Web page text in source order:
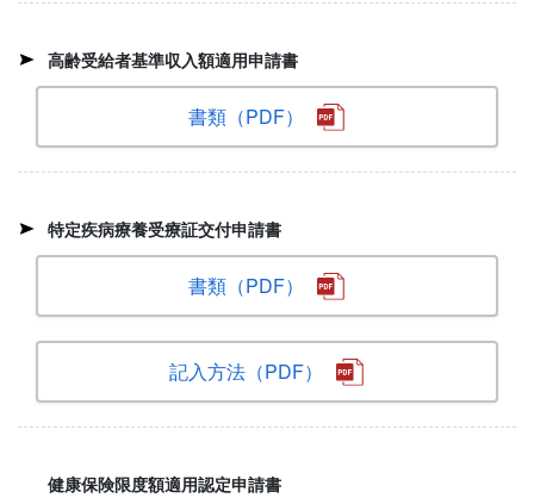
高齢受給者基準収入額適用申請書
書類（PDF）
特定疾病療養受療証交付申請書
書類（PDF）
記入方法（PDF）
健康保険限度額適用認定申請書